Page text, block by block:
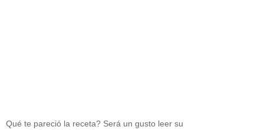
Qué te pareció la receta? Será un gusto leer su